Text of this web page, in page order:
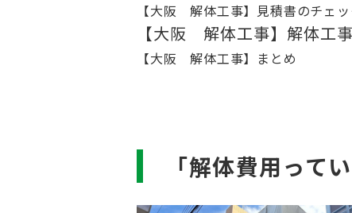
【大阪 解体工事】見積書のチェ
【大阪 解体工事】解体工
【大阪 解体工事】まとめ
「解体費用って